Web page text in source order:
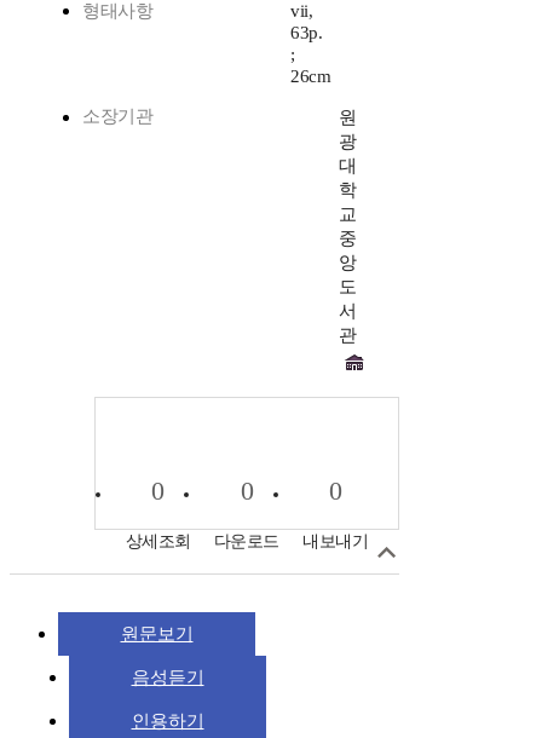
형태사항
vii,
63p.
;
26cm
소장기관
원
광
대
학
교
중
앙
도
서
관
0
상세조회
0
다운로드
0
내보내기
원문보기
음성듣기
인용하기